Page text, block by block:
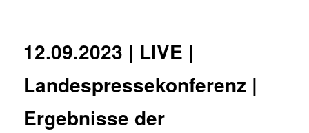
12.09.2023 | LIVE |
Landespressekonferenz |
Ergebnisse der